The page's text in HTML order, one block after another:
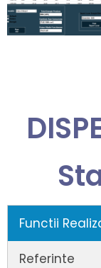
Functii
Referinte